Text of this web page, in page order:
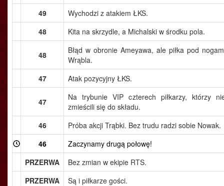
49
Wychodzi z atakiem ŁKS.
48
Kita na skrzydle, a Michalski w środku pola.
48
Błąd w obronie Ameyawa, ale piłka pod
Wrąbla.
47
Atak pozycyjny ŁKS.
47
Na trybunie VIP czterech piłkarzy, którzy
zmieścili się do składu.
46
Próba akcji Trąbki. Bez trudu radzi sobie Nowak.
46
Zaczynamy drugą połowę!
PRZERWA
Bez zmian w ekipie RTS.
PRZERWA
Są i piłkarze gości.